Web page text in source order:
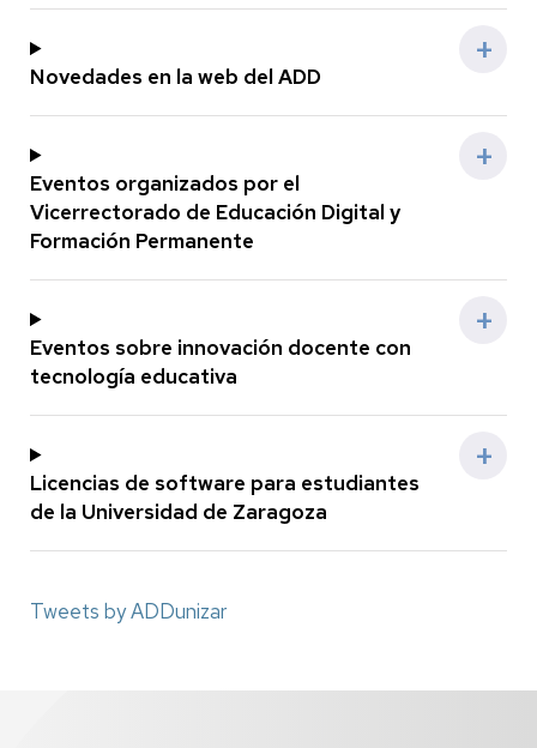
Novedades en la web del ADD
Eventos organizados por el
Vicerrectorado de Educación Digital y
Formación Permanente
Eventos sobre innovación docente con
tecnología educativa
Licencias de software para estudiantes
de la Universidad de Zaragoza
Tweets by ADDunizar